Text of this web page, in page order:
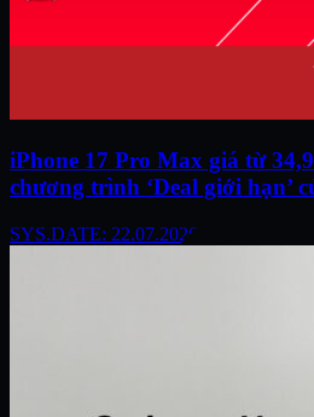
iPhone 17 Pro Max giá từ
chương trình ‘Deal giới hạn’
SYS.DATE: 22.07.2026